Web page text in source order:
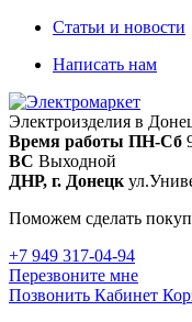
Статьи и новости
Написать нам
Электроизделия в
Время работы ПН-Сб
ВС Выходной
ДНР, г. Донецк
Поможем сделать
+7 949 317-04-94
Перезвоните мне
Позвонить Кабинет